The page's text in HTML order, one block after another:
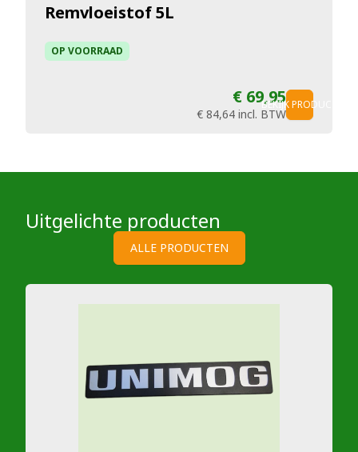
Remvloeistof 5L
OP VOORRAAD
€ 69,95
€ 84,64 incl. BTW
BEKIJK PRODUCT
Uitgelichte producten
ALLE PRODUCTEN